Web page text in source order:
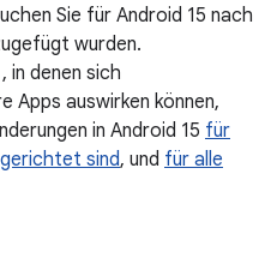
Sie für Android 15 nach
wurden.
in denen sich
Apps auswirken können,
in Android 15 für
sind, und für alle